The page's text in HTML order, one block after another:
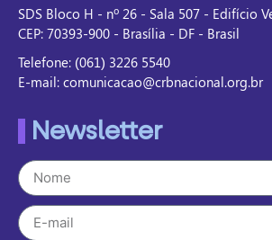
SDS Bloco H - nº 26 - Sala 507 - Edifício
CEP: 70393-900 - Brasília - DF - Brasil
Telefone: (061) 3226 5540
E-mail: comunicacao@crbnacional.org.br
Newsletter